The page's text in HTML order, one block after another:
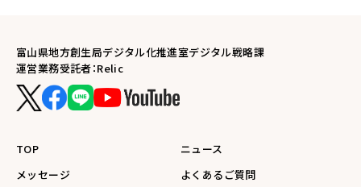
富山県地方創生局デジタル化推進室デジタル戦略課
運営業務受託者：Relic
TOP
メッセージ
ニュース
よくあるご質問